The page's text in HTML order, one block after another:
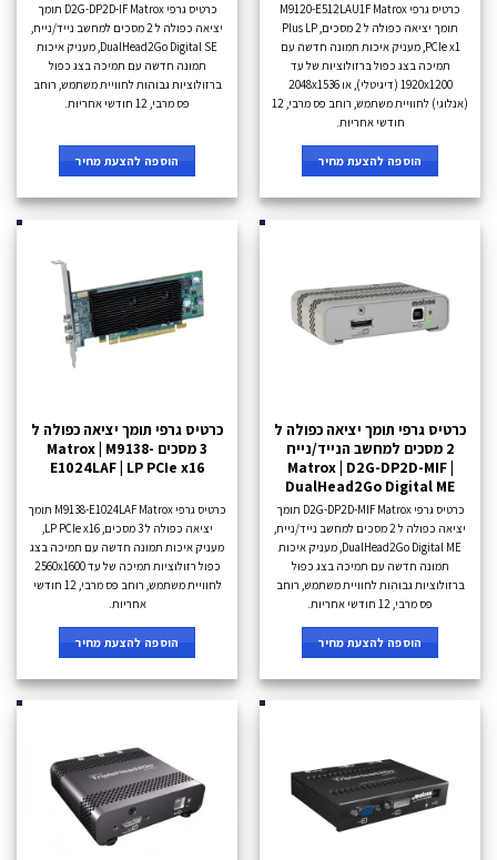
כרטיס גרפי M9120-E512LAU1F Matrox
תומך יציאה כפולה ל 2 מסכים, Plus LP
PCIe x1, מעניק איכות תמונה חדשה עם
תמיכה בצג כפול ברזולוציות של עד
1920x1200 (דיגיטלי), או 2048x1536
(אנלוגי) לחוויית משתמש, רוחב פס מרבי, 12
חודשי אחריות.
הוספה להצעת מחיר
כרטיס גרפי D2G-DP2D-IF Matrox תומך
יציאה כפולה ל 2 מסכים למחשב נייד/נייח,
DualHead2Go Digital SE, מעניק איכות
תמונה חדשה עם תמיכה בצג כפול
ברזולוציות גבוהות לחוויית משתמש, רוחב
פס מרבי, 12 חודשי אחריות.
הוספה להצעת מחיר
כרטיס גרפי תומך יציאה כפולה ל
2 מסכים למחשב הנייד/נייח
Matrox | D2G-DP2D-MIF |
DualHead2Go Digital ME
כרטיס גרפי D2G-DP2D-MIF Matrox תומך
יציאה כפולה ל 2 מסכים למחשב נייד/נייח,
DualHead2Go Digital ME, מעניק איכות
תמונה חדשה עם תמיכה בצג כפול
ברזולוציות גבוהות לחוויית משתמש, רוחב
פס מרבי, 12 חודשי אחריות.
הוספה להצעת מחיר
כרטיס גרפי תומך יציאה כפולה ל
3 מסכים Matrox | M9138-
E1024LAF | LP PCIe x16
כרטיס גרפי M9138-E1024LAF Matrox תומך
מעניק איכות תמונה חדשה עם תמיכה בצג
כפול רזולוציות תמיכה של עד 2560x1600
לחוויית משתמש, רוחב פס מרבי, 12 חודשי
אחריות.
הוספה להצעת מחיר